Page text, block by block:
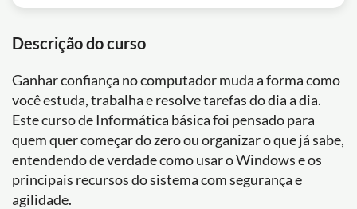
Descrição do curso
Ganhar confiança no computador muda a forma como
você estuda, trabalha e resolve tarefas do dia a dia.
Este curso de Informática básica foi pensado para
quem quer começar do zero ou organizar o que já sabe,
entendendo de verdade como usar o Windows e os
principais recursos do sistema com segurança e
agilidade.